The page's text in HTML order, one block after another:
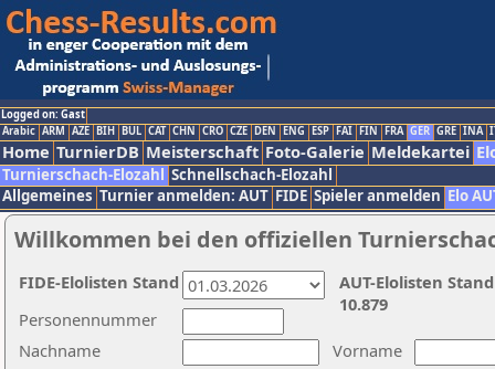
Logged on: Gast
Arabic ARM AZE BIH BUL CAT CHN CRO CZE DEN ENG ESP FAI FIN FRA GER GRE INA
Home TurnierDB Meisterschaft Foto-Galerie Meldekartei
Turnierschach-Elozahl Schnellschach-Elozahl
Allgemeines Turnier anmelden: AUT FIDE Spieler anmelden Elo
Willkommen bei den offiziellen
Nachname
Vorname
Personennummer
AUT-Elolisten
10.879
FIDE-Elolisten Stand